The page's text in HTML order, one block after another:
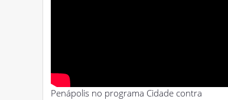
Penápolis no programa Cidade contra